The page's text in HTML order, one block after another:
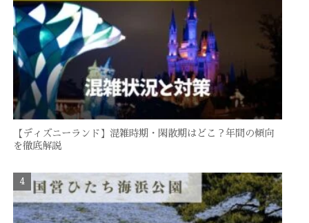
【ディズニーランド】混雑時期・閑散期はどこ？年間の傾向
を徹底解説